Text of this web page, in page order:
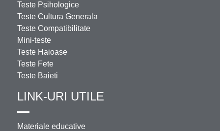
Teste Psihologice
Teste Cultura Generala
Teste Compatibilitate
Mini-teste
Teste Haioase
Teste Fete
Teste Baieti
LINK-URI UTILE
Materiale educative